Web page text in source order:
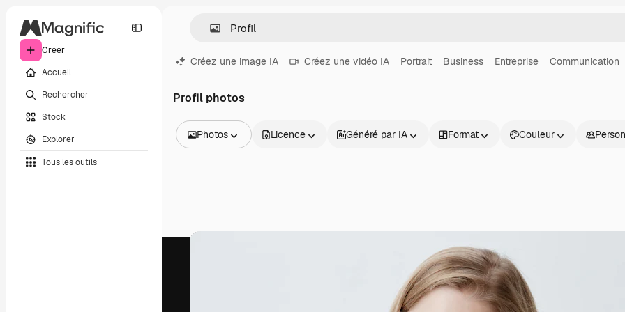
Créer
Accueil
Rechercher
Stock
Explorer
Tous les outils
Créez une image IA Créez une vidéo IA Portrait Business Entreprise Communication
Profil photos
Photos
Vidéos
Licence Généré par IA Format Couleur
Produits